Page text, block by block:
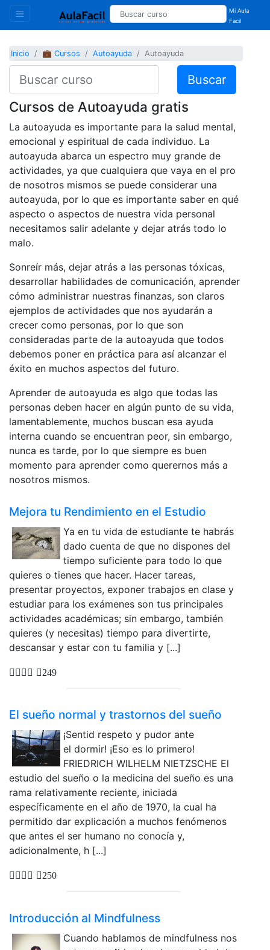
Mi Aula
Facil
Inicio 💼 Cursos Autoayuda Autoayuda
Buscar
Cursos de Autoayuda gratis
La autoayuda es importante para la salud mental,
emocional y espiritual de cada individuo. La
autoayuda abarca un espectro muy grande de
actividades, ya que cualquiera que vaya en el pro
de nosotros mismos se puede considerar una
autoayuda, por lo que es importante saber en qué
aspecto o aspectos de nuestra vida personal
necesitamos salir adelante y dejar atrás todo lo
malo.
Sonreír más, dejar atrás a las personas tóxicas,
desarrollar habilidades de comunicación, aprender
cómo administrar nuestras finanzas, son claros
ejemplos de actividades que nos ayudarán a
crecer como personas, por lo que son
consideradas parte de la autoayuda que todos
debemos poner en práctica para así alcanzar el
éxito en muchos aspectos del futuro.
Aprender de autoayuda es algo que todas las
personas deben hacer en algún punto de su vida,
lamentablemente, muchos buscan esa ayuda
interna cuando se encuentran peor, sin embargo,
nunca es tarde, por lo que siempre es buen
momento para aprender como querernos más a
nosotros mismos.
Mejora tu Rendimiento en el Estudio
Ya en tu vida de estudiante te habrás
dado cuenta de que no dispones del
tiempo suficiente para todo lo que
quieres o tienes que hacer. Hacer tareas,
presentar proyectos, exponer trabajos en clase y
estudiar para los exámenes son tus principales
actividades académicas; sin embargo, también
quieres (y necesitas) tiempo para divertirte,
descansar y estar con tu familia y [...]
249
El sueño normal y trastornos del sueño
¡Sentid respeto y pudor ante
el dormir! ¡Eso es lo primero!
FRIEDRICH WILHELM NIETZSCHE El
estudio del sueño o la medicina del sueño es una
rama relativamente reciente, iniciada
específicamente en el año de 1970, la cual ha
permitido dar explicación a muchos fenómenos
que antes el ser humano no conocía y,
adicionalmente, h [...]
250
Introducción al Mindfulness
Cuando hablamos de mindfulness nos